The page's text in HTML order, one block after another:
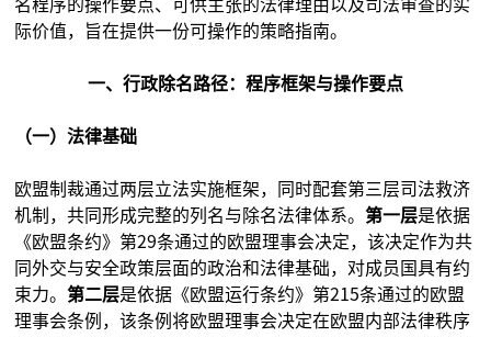
名程序的操作要点、可供主张的法律理由以及司法审查的实
际价值，旨在提供一份可操作的策略指南。
一、行政除名路径：程序框架与操作要点
（一）法律基础
欧盟制裁通过两层立法实施框架，同时配套第三层司法救济
机制，共同形成完整的列名与除名法律体系。第一层是依据
《欧盟条约》第29条通过的欧盟理事会决定，该决定作为共
同外交与安全政策层面的政治和法律基础，对成员国具有约
束力。第二层是依据《欧盟运行条约》第215条通过的欧盟
理事会条例，该条例将欧盟理事会决定在欧盟内部法律秩序